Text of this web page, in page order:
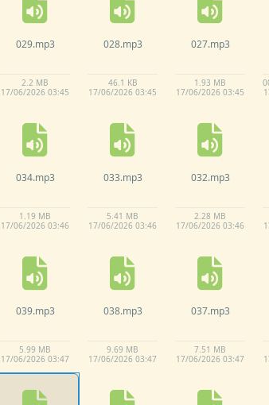
027.mp3
1.93 MB
17/06/2026 03:45
028.mp3
46.1 KB
17/06/2026 03:45
029.mp3
2.2 MB
17/06/2026 03:45
032.mp3
2.28 MB
17/06/2026 03:46
033.mp3
5.41 MB
17/06/2026 03:46
034.mp3
1.19 MB
17/06/2026 03:46
037.mp3
7.51 MB
17/06/2026 03:47
038.mp3
9.69 MB
17/06/2026 03:47
039.mp3
5.99 MB
17/06/2026 03:47